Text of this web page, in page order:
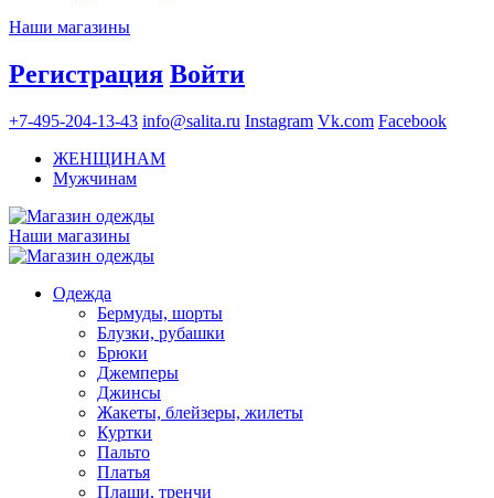
Наши магазины
Регистрация Войти
+7-495-204-13-43 info@salita.ru Instagram Vk.com Facebook
ЖЕНЩИНАМ
Мужчинам
Наши магазины
Одежда
Бермуды, шорты
Блузки, рубашки
Брюки
Джемперы
Джинсы
Жакеты, блейзеры, жилеты
Куртки
Пальто
Платья
Плащи, тренчи